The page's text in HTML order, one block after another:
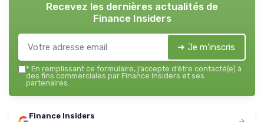
Recevez les dernières actualités de
Finance Insiders
➔ Je m'inscris
* En remplissant ce formulaire, j’accepte d’être contacté(e) à
des fins commerciales par Finance Insiders et ses
partenaires.
Finance Insiders